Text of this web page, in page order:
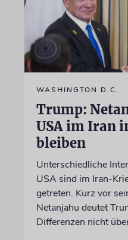
WASHINGTON D.C.
Trump:
USA im Iran
bleiben
Unterschiedliche
USA sind im Iran-
getreten. Kurz vor
Netanjahu deutet
Differenzen nicht